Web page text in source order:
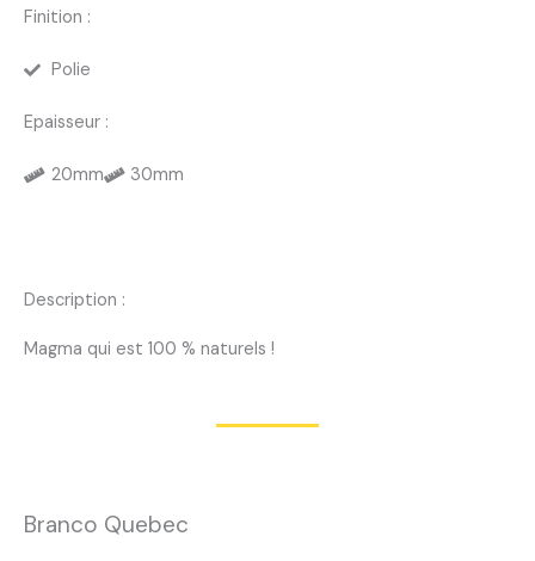
Finition :
Polie
Epaisseur :
20mm 30mm
Description :
Magma qui est 100 % naturels !
Branco Quebec